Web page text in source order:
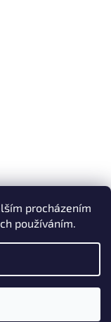
procházením
používáním.
vyhrazena.